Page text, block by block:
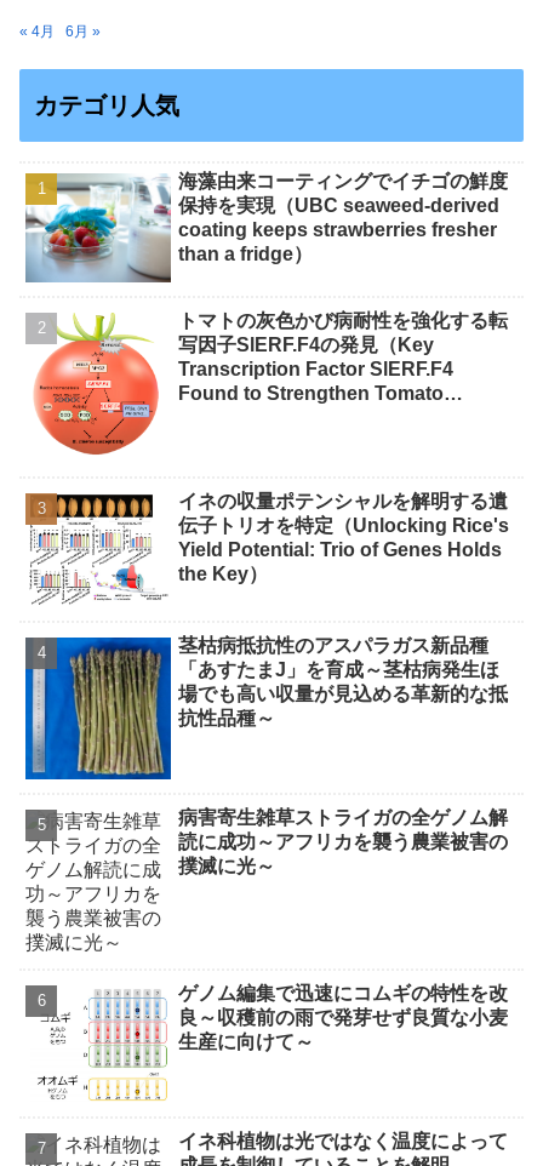
« 4月 6月 »
カテゴリ人気
海藻由来コーティングでイチゴの鮮度
保持を実現（UBC seaweed-derived
coating keeps strawberries fresher
than a fridge）
トマトの灰色かび病耐性を強化する転
写因子SlERF.F4の発見（Key
Transcription Factor SlERF.F4
Found to Strengthen Tomato
イネの収量ポテンシャルを解明する遺
伝子トリオを特定（Unlocking Rice's
Yield Potential: Trio of Genes Holds
the Key）
茎枯病抵抗性のアスパラガス新品種
「あすたまJ」を育成～茎枯病発生ほ
場でも高い収量が見込める革新的な抵
抗性品種～
病害寄生雑草ストライガの全ゲノム解
読に成功～アフリカを襲う農業被害の
撲滅に光～
ゲノム編集で迅速にコムギの特性を改
良～収穫前の雨で発芽せず良質な小麦
生産に向けて～
イネ科植物は光ではなく温度によって